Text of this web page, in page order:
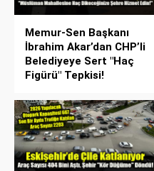
Memur-Sen Başkanı
İbrahim Akar’dan CHP’li
Belediyeye Sert "Haç
Figürü" Tepkisi!